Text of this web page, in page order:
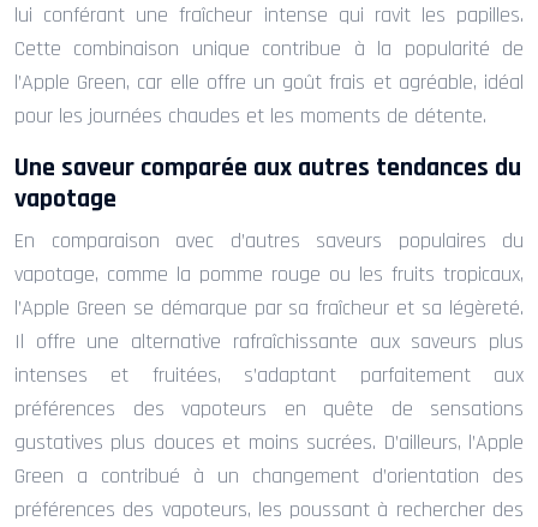
lui conférant une fraîcheur intense qui ravit les papilles.
Cette combinaison unique contribue à la popularité de
l’Apple Green, car elle offre un goût frais et agréable, idéal
pour les journées chaudes et les moments de détente.
Une saveur comparée aux autres tendances du
vapotage
En comparaison avec d’autres saveurs populaires du
vapotage, comme la pomme rouge ou les fruits tropicaux,
l’Apple Green se démarque par sa fraîcheur et sa légèreté.
Il offre une alternative rafraîchissante aux saveurs plus
intenses et fruitées, s’adaptant parfaitement aux
préférences des vapoteurs en quête de sensations
gustatives plus douces et moins sucrées. D’ailleurs, l’Apple
Green a contribué à un changement d’orientation des
préférences des vapoteurs, les poussant à rechercher des